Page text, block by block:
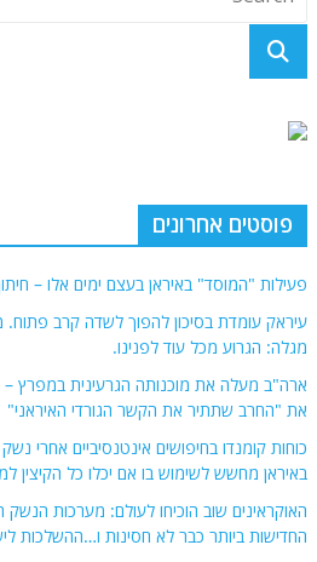
פוסטים אחרונים
פעילות "המוסד" באיראן בעצם ימים אלו –
עיראק עומדת בסיכון להפוך לשדה קרב פתוח.
מגלה: הגרוע מכל עוד לפנינו.
ארה"ב מעלה את מוכנותה הגרעינית במפרץ
את "החרב שתתיר את הקשר הגורדי האיראני"
כוחות קומנדו בחיפושים אינטנסיביים אחרי נשק
באיראן מחשש לשימוש בו אם יכלו כל הקיצין
האוקראינים שוב הוכיחו לעולם: מערכות הנשק
החדישות ביותר כבר לא חסינות ו…ההשלכות